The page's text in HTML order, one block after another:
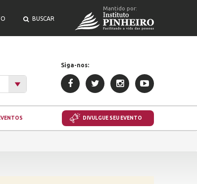
BUSCAR
Mantido por:
Siga-nos:
DIVULGUE SEU EVENTO